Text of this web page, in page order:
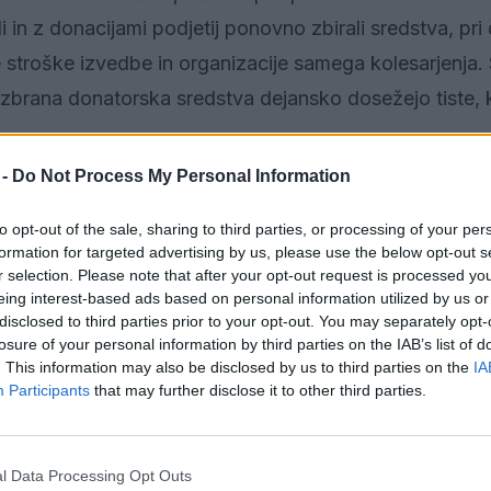
Do Not Process My Personal Information
opt-out of the sale, sharing to third parties, or processing of your
for targeted advertising by us, please use the below opt-out
selection. Please note that after your opt-out request is processed
interest-based ads based on personal information utilized by us
to third parties prior to your opt-out. You may separately
of your personal information by third parties on the IAB’s list of
This information may also be disclosed by us to third parties on the
Participants that may further disclose it to other third parties.
Data Processing Opt Outs
z donacijami podjetij ponovno zbirali sredstva, pri
izvedbe in organizacije samega kolesarjenja.
donatorska sredstva dejansko dosežejo tiste,
vrhunec akcije. Predvsem je najbolj
počitnice. Je pa seveda simboličen cilj, ker večina
ne morejo na morje," je na zaključnem
fundacije Preprosto blizu Andrej Vodušek.
da zbrani znesek in rekord nista edina
tako mi na radiu kot poslušalke in poslušalci.